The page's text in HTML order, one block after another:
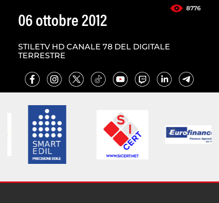
8776
06 ottobre 2012
STILETV HD CANALE 78 DEL DIGITALE
TERRESTRE